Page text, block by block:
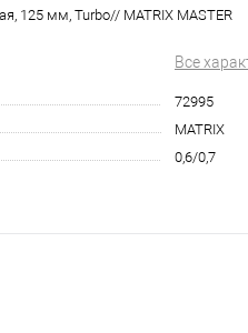
125 мм, Turbo// MATRIX MASTER
Все
72995
MATRIX
0,6/0,7